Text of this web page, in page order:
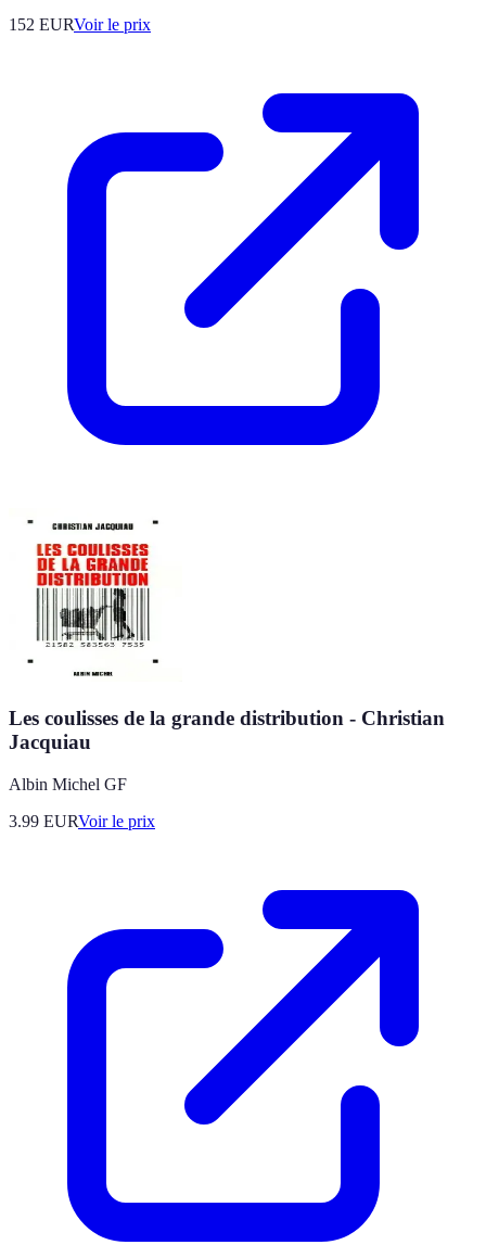
152 EURVoir le prix
Les coulisses de la grande distribution - Christian
Jacquiau
Albin Michel GF
3.99 EURVoir le prix